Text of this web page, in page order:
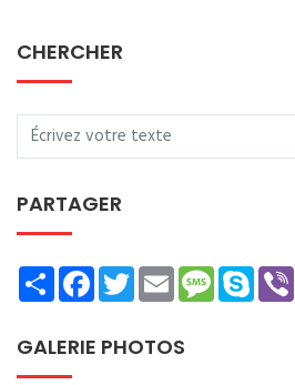
CHERCHER
PARTAGER
ShareFacebookTwitterEmailMessage
Skype
GALERIE PHOTOS